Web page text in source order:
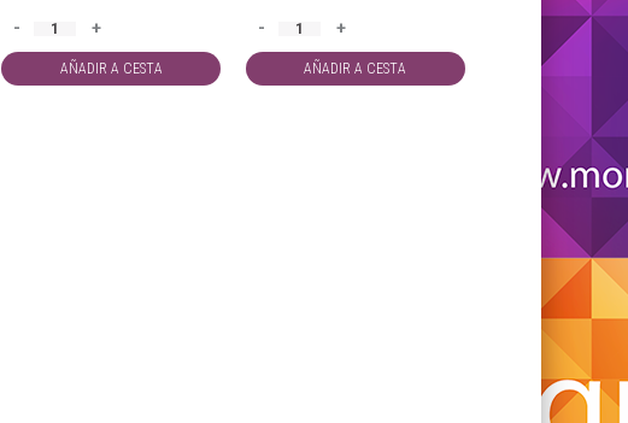
- +
AÑADIR A CESTA
- +
AÑADIR A CESTA